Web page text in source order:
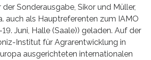
Sonderausgabe, Sikor und Müller,
auch als Hauptreferenten zum IAMO
Juni, Halle (Saale)) geladen. Auf der
Institut für Agrarentwicklung in
ausgerichteten internationalen